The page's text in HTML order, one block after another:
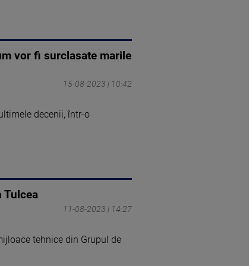
vor fi surclasate marile
15-08-2023 | 10:42
decenii, într-o
Tulcea
11-08-2023 | 14:27
tehnice din Grupul de